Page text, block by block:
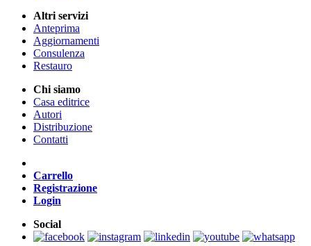
Altri servizi
Anteprima
Aggiornamenti
Consulenza
Restauro
Chi siamo
Casa editrice
Autori
Distribuzione
Contatti
Carrello
Registrazione
Login
Social